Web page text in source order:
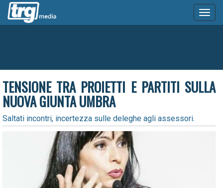
TENSIONE TRA PROIETTI E PARTITI SULLA
NUOVA GIUNTA UMBRA
Saltati incontri, incertezza sulle deleghe agli assessori.